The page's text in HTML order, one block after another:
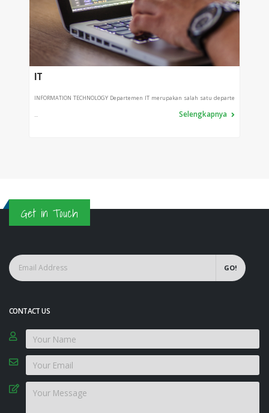
IT
INFORMATION TECHNOLOGY Departemen IT merupakan salah satu departe
... Selengkapnya
Get in Touch
GO!
CONTACT US